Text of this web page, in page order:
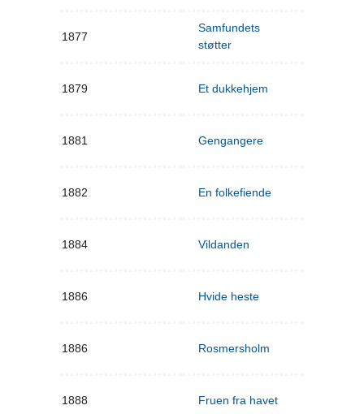
1877
Samfundets
støtter
1879 Et dukkehjem
1881 Gengangere
1882 En folkefiende
1884 Vildanden
1886 Hvide heste
1886 Rosmersholm
1888 Fruen fra havet